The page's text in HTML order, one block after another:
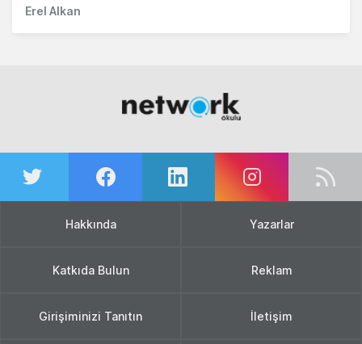
Erel Alkan
Hakkında Yazarlar
Katkıda Bulun Reklam
Girişiminizi Tanıtın İletişim